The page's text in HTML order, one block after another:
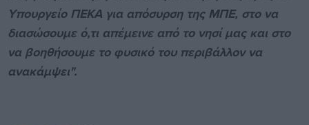
Υπουργείο ΠΕΚΑ για απόσυρση της ΜΠΕ, στο να
διασώσουμε ό,τι απέμεινε από το νησί μας και στο
να βοηθήσουμε το φυσικό του περιβάλλον να
ανακάμψει".